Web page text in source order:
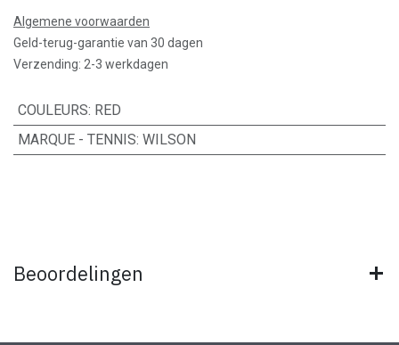
Algemene voorwaarden
Geld-terug-garantie van 30 dagen
Verzending: 2-3 werkdagen
COULEURS: RED
MARQUE - TENNIS: WILSON
Beoordelingen